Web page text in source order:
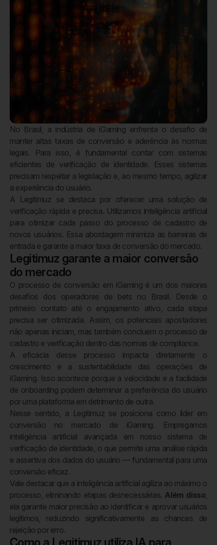
No Brasil, a indústria de iGaming enfrenta o desafio de
manter altas taxas de conversão e aderência às normas
legais. Para isso, é fundamental contar com sistemas
eficientes de verificação de identidade. Esses sistemas
precisam respeitar a legislação e, ao mesmo tempo, agilizar
a experiência do usuário.
A Legitimuz se destaca por oferecer uma solução de
verificação rápida e precisa. Utilizamos inteligência artificial
para otimizar cada passo do processo de cadastro de
novos usuários. Essa abordagem minimiza as barreiras de
entrada e garante a maior taxa de conversão do mercado.
Legitimuz garante a maior conversão
do mercado
O processo de conversão em iGaming é um dos maiores
desafios dos operadores de bets no Brasil. Desde o
primeiro contato até o engajamento ativo, cada etapa
precisa ser otimizada. Assim, os potenciais apostadores
não apenas iniciam, mas também concluem o processo de
cadastro e verificação dentro das normas de compliance.
A eficácia desse processo impacta diretamente o
crescimento e a sustentabilidade das operações de
iGaming. Isso acontece porque a velocidade e a facilidade
de onboarding podem determinar a preferência do usuário
por uma plataforma em detrimento de outra.
Nesse sentido, a Legitimuz se posiciona como líder em
conversão no mercado de iGaming. Empregamos
inteligência artificial avançada em nosso sistema de
verificação de identidade, o que permite uma análise rápida
e assertiva dos dados do usuário — fundamental para uma
conversão eficaz.
Vale destacar que a inteligência artificial agiliza ao máximo o
processo, eliminando etapas desnecessárias. Além disso
ela garante maior precisão ao identificar e aprovar usuários
legítimos, reduzindo significativamente as chances de
rejeição por erro.